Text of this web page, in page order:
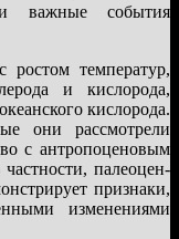
и важные события
температур,
и кислорода,
кислорода.
они рассмотрели
с антропоценовым
палеоцен-
признаки,
изменениями